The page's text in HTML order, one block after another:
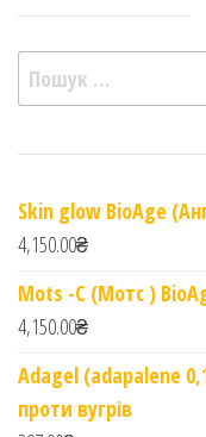
Пошук:
Skin glow BioAge
4,150.00₴
Mots -C (Мотс )
4,150.00₴
Adagel (adapalene
проти вугрів